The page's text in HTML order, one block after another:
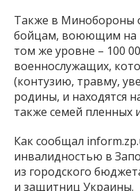
Также в Минобороны
бойцам, воюющим на
том же уровне – 100
военнослужащих,
(контузию, травму,
родины, и находятся
также семей пленных
Как сообщал
инвалидностью в
из городского
и защитниц Украины.